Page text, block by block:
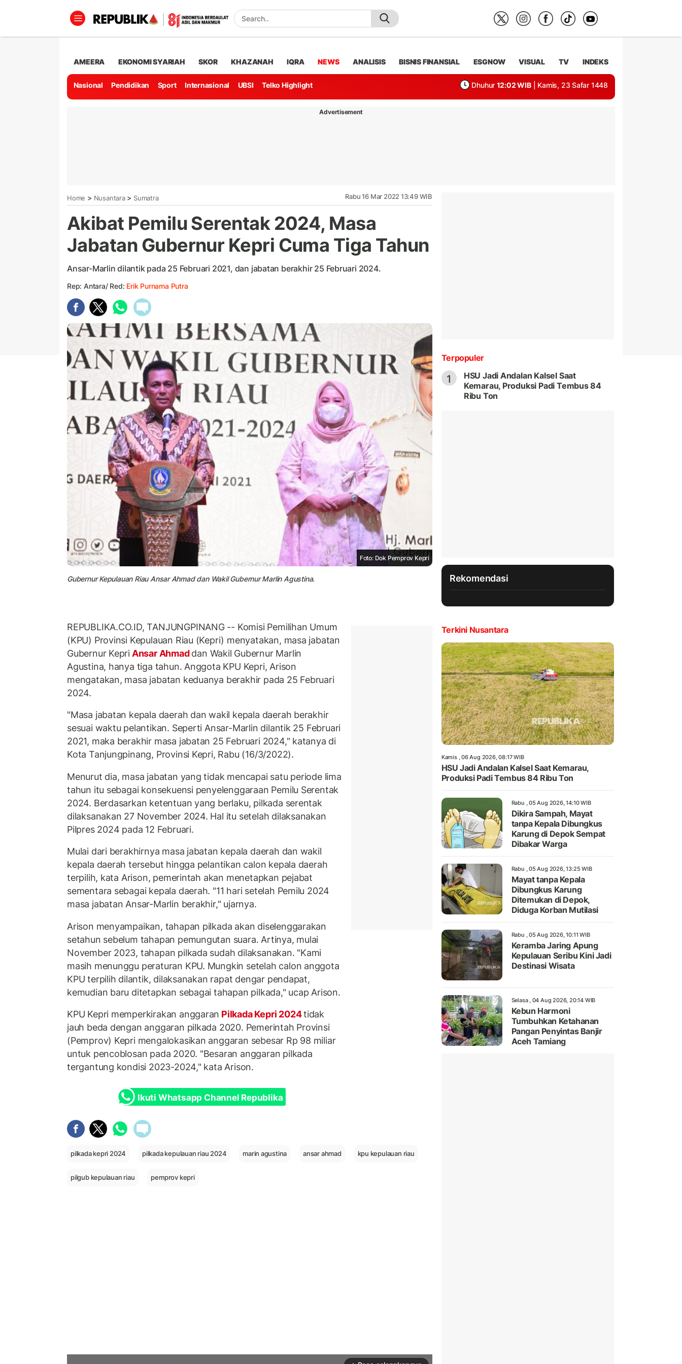
AMEERA EKONOMI SYARIAH SKOR KHAZANAH IQRA NEWS ANALISIS BISNIS FINANSIAL ESGNOW VISUAL TV INDEKS
Nasional Pendidikan Sport Internasional UBSI Telko Highlight Dhuhur 12:02 WIB | Kamis, 23 Safar 1448
Advertisement
Home > Nusantara> Sumatra Rabu 16 Mar 2022 13:49 WIB
Akibat Pemilu Serentak 2024, Masa
Jabatan Gubernur Kepri Cuma Tiga Tahun
Ansar-Marlin dilantik pada 25 Februari 2021, dan jabatan berakhir 25 Februari 2024.
Rep: Antara/ Red: Erik Purnama Putra
Foto: Dok Pemprov Kepri
Gubernur Kepulauan Riau Ansar Ahmad dan Wakil Gubernur Marlin Agustina.
REPUBLIKA.CO.ID, TANJUNGPINANG -- Komisi Pemilihan Umum
(KPU) Provinsi Kepulauan Riau (Kepri) menyatakan, masa jabatan
Gubernur Kepri Ansar Ahmaddan Wakil Gubernur Marlin
Agustina, hanya tiga tahun. Anggota KPU Kepri, Arison
mengatakan, masa jabatan keduanya berakhir pada 25 Februari
2024.
"Masa jabatan kepala daerah dan wakil kepala daerah berakhir
sesuai waktu pelantikan. Seperti Ansar-Marlin dilantik 25 Februari
2021, maka berakhir masa jabatan 25 Februari 2024," katanya di
Kota Tanjungpinang, Provinsi Kepri, Rabu (16/3/2022).
Menurut dia, masa jabatan yang tidak mencapai satu periode lima
tahun itu sebagai konsekuensi penyelenggaraan Pemilu Serentak
2024. Berdasarkan ketentuan yang berlaku, pilkada serentak
dilaksanakan 27 November 2024. Hal itu setelah dilaksanakan
Pilpres 2024 pada 12 Februari.
Mulai dari berakhirnya masa jabatan kepala daerah dan wakil
kepala daerah tersebut hingga pelantikan calon kepala daerah
terpilih, kata Arison, pemerintah akan menetapkan pejabat
sementara sebagai kepala daerah. "11 hari setelah Pemilu 2024
masa jabatan Ansar-Marlin berakhir," ujarnya.
Arison menyampaikan, tahapan pilkada akan diselenggarakan
setahun sebelum tahapan pemungutan suara. Artinya, mulai
November 2023, tahapan pilkada sudah dilaksanakan. "Kami
masih menunggu peraturan KPU. Mungkin setelah calon anggota
KPU terpilih dilantik, dilaksanakan rapat dengar pendapat,
kemudian baru ditetapkan sebagai tahapan pilkada," ucap Arison.
KPU Kepri memperkirakan anggaran Pilkada Kepri 2024tidak
jauh beda dengan anggaran pilkada 2020. Pemerintah Provinsi
(Pemprov) Kepri mengalokasikan anggaran sebesar Rp 98 miliar
untuk pencoblosan pada 2020. "Besaran anggaran pilkada
tergantung kondisi 2023-2024," kata Arison.
Ikuti Whatsapp Channel Republika
pilkada kepri 2024 pilkada kepulauan riau 2024 marin agustina ansar ahmad kpu kepulauan riau
pilgub kepulauan riau pemprov kepri
Terpopuler
1
HSU Jadi Andalan Kalsel Saat
Kemarau, Produksi Padi Tembus 84
Ribu Ton
Rekomendasi
Terkini Nusantara
Kamis , 06 Aug 2026, 08:17 WIB
HSU Jadi Andalan Kalsel Saat Kemarau,
Produksi Padi Tembus 84 Ribu Ton
Rabu , 05 Aug 2026, 14:10 WIB
Dikira Sampah, Mayat
tanpa Kepala Dibungkus
Karung di Depok Sempat
Dibakar Warga
Rabu , 05 Aug 2026, 13:25 WIB
Mayat tanpa Kepala
Dibungkus Karung
Ditemukan di Depok,
Diduga Korban Mutilasi
Rabu , 05 Aug 2026, 10:11 WIB
Keramba Jaring Apung
Kepulauan Seribu Kini Jadi
Destinasi Wisata
Selasa , 04 Aug 2026, 20:14 WIB
Kebun Harmoni
Tumbuhkan Ketahanan
Pangan Penyintas Banjir
Aceh Tamiang